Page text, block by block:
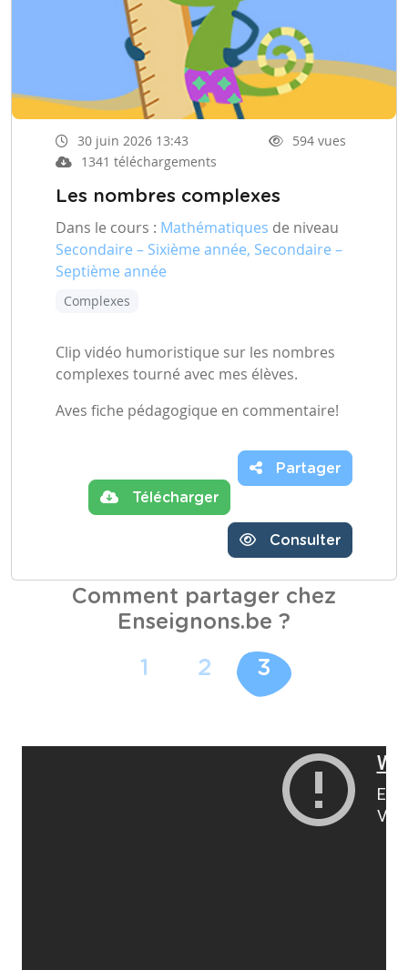
30 juin 2026 13:43
594 vues
1341 téléchargements
Les nombres complexes
Dans le cours : Mathématiques de niveau
Secondaire – Sixième année, Secondaire –
Septième année
Complexes
Clip vidéo humoristique sur les nombres
complexes tourné avec mes élèves.
Aves fiche pédagogique en commentaire!
Télécharger
Partager
Consulter
Comment partager chez
Enseignons.be ?
1 2 3